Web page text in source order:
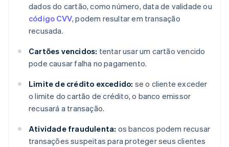
dados do cartão, como número, data de validade ou
código CVV, podem resultar em transação
recusada.
Cartões vencidos: tentar usar um cartão vencido
pode causar falha no pagamento.
Limite de crédito excedido: se o cliente exceder
o limite do cartão de crédito, o banco emissor
recusará a transação.
Atividade fraudulenta: os bancos podem recusar
transações suspeitas para proteger seus clientes